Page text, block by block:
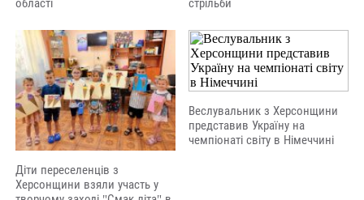
області
стрільби
Діти переселенців з
Херсонщини взяли участь у
Веслувальник з Херсонщини
представив Україну на
чемпіонаті світу в Німеччині